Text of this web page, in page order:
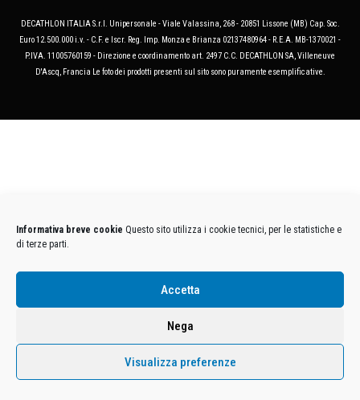
Informativa breve cookie Questo sito utilizza i cookie tecnici, per le statistiche e
di terze parti.
Accetta
Nega
Visualizza preferenze
DECATHLON ITALIA S.r.l. Unipersonale - Viale Valassina, 268 - 20851 Lissone (MB) Cap. Soc.
Euro 12.500.000 i.v. - C.F. e Iscr. Reg. Imp. Monza e Brianza 02137480964 - R.E.A. MB-1370021 -
P.IVA. 11005760159 - Direzione e coordinamento art. 2497 C.C. DECATHLON SA, Villeneuve
D'Ascq, Francia Le foto dei prodotti presenti sul sito sono puramente esemplificative.